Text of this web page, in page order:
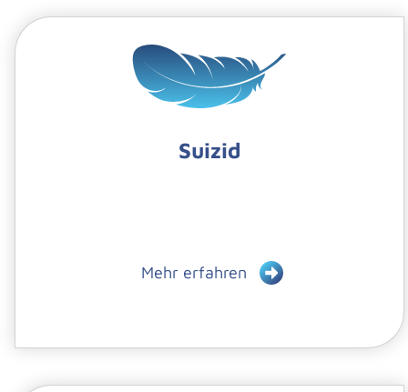
Suizid
Mehr erfahren